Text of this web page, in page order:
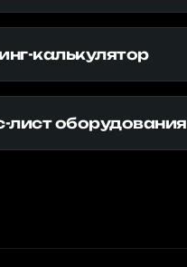
калькулятор
лист оборудования